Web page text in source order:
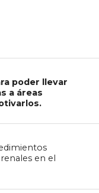
poder llevar
a áreas
en el